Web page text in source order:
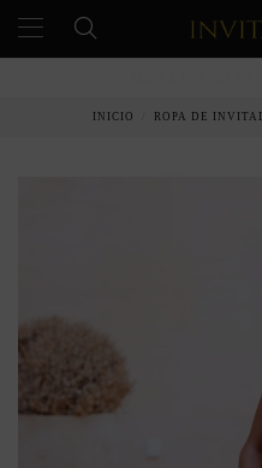
INICIO ROPA DE